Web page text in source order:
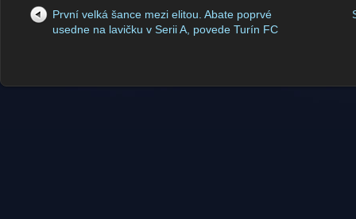
První velká šance mezi elitou. Abate poprvé
usedne na lavičku v Serii A, povede Turín FC